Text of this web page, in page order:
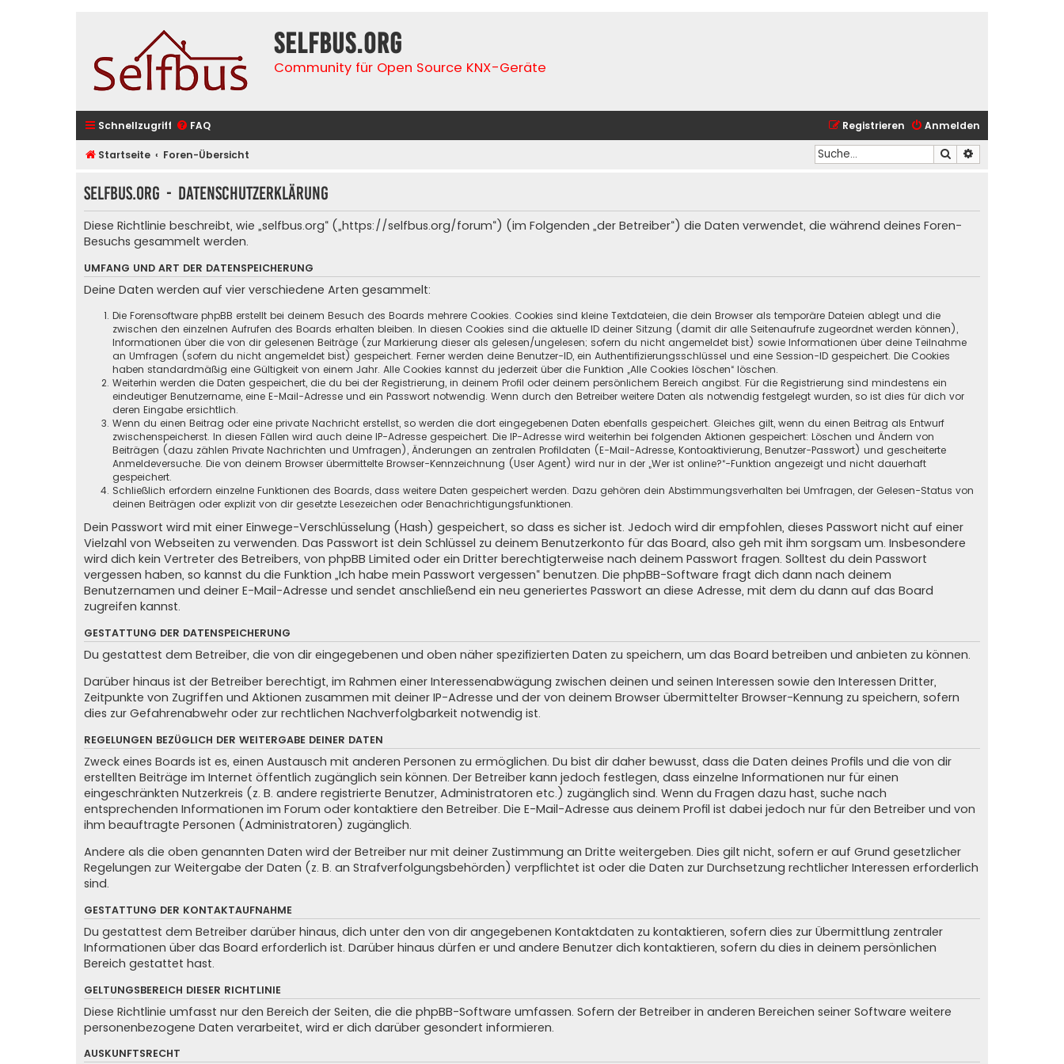
selfbus.org
Community für Open Source KNX-Geräte
Schnellzugriff FAQ Anmelden
Registrieren
Startseite Foren-Übersicht Suche
selfbus.org - Datenschutzerklärung
Diese Richtlinie beschreibt, wie „selfbus.org“ („https://selfbus.org/forum“) (im Folgenden „der Betreiber“) die Daten verwendet, die während deines Foren-
Besuchs gesammelt werden.
UMFANG UND ART DER DATENSPEICHERUNG
Deine Daten werden auf vier verschiedene Arten gesammelt:
Die Forensoftware phpBB erstellt bei deinem Besuch des Boards mehrere Cookies. Cookies sind kleine Textdateien, die dein Browser als temporäre Dateien ablegt und die
zwischen den einzelnen Aufrufen des Boards erhalten bleiben. In diesen Cookies sind die aktuelle ID deiner Sitzung (damit dir alle Seitenaufrufe zugeordnet werden können),
Informationen über die von dir gelesenen Beiträge (zur Markierung dieser als gelesen/ungelesen; sofern du nicht angemeldet bist) sowie Informationen über deine Teilnahme
an Umfragen (sofern du nicht angemeldet bist) gespeichert. Ferner werden deine Benutzer-ID, ein Authentifizierungsschlüssel und eine Session-ID gespeichert. Die Cookies
haben standardmäßig eine Gültigkeit von einem Jahr. Alle Cookies kannst du jederzeit über die Funktion „Alle Cookies löschen“ löschen.
Weiterhin werden die Daten gespeichert, die du bei der Registrierung, in deinem Profil oder deinem persönlichem Bereich angibst. Für die Registrierung sind mindestens ein
eindeutiger Benutzername, eine E-Mail-Adresse und ein Passwort notwendig. Wenn durch den Betreiber weitere Daten als notwendig festgelegt wurden, so ist dies für dich vor
deren Eingabe ersichtlich.
Wenn du einen Beitrag oder eine private Nachricht erstellst, so werden die dort eingegebenen Daten ebenfalls gespeichert. Gleiches gilt, wenn du einen Beitrag als Entwurf
zwischenspeicherst. In diesen Fällen wird auch deine IP-Adresse gespeichert. Die IP-Adresse wird weiterhin bei folgenden Aktionen gespeichert: Löschen und Ändern von
Beiträgen (dazu zählen Private Nachrichten und Umfragen), Änderungen an zentralen Profildaten (E-Mail-Adresse, Kontoaktivierung, Benutzer-Passwort) und gescheiterte
Anmeldeversuche. Die von deinem Browser übermittelte Browser-Kennzeichnung (User Agent) wird nur in der „Wer ist online?“-Funktion angezeigt und nicht dauerhaft
gespeichert.
Schließlich erfordern einzelne Funktionen des Boards, dass weitere Daten gespeichert werden. Dazu gehören dein Abstimmungsverhalten bei Umfragen, der Gelesen-Status von
deinen Beiträgen oder explizit von dir gesetzte Lesezeichen oder Benachrichtigungsfunktionen.
Dein Passwort wird mit einer Einwege-Verschlüsselung (Hash) gespeichert, so dass es sicher ist. Jedoch wird dir empfohlen, dieses Passwort nicht auf einer
Vielzahl von Webseiten zu verwenden. Das Passwort ist dein Schlüssel zu deinem Benutzerkonto für das Board, also geh mit ihm sorgsam um. Insbesondere
wird dich kein Vertreter des Betreibers, von phpBB Limited oder ein Dritter berechtigterweise nach deinem Passwort fragen. Solltest du dein Passwort
vergessen haben, so kannst du die Funktion „Ich habe mein Passwort vergessen“ benutzen. Die phpBB-Software fragt dich dann nach deinem
Benutzernamen und deiner E-Mail-Adresse und sendet anschließend ein neu generiertes Passwort an diese Adresse, mit dem du dann auf das Board
zugreifen kannst.
GESTATTUNG DER DATENSPEICHERUNG
Du gestattest dem Betreiber, die von dir eingegebenen und oben näher spezifizierten Daten zu speichern, um das Board betreiben und anbieten zu können.
Darüber hinaus ist der Betreiber berechtigt, im Rahmen einer Interessenabwägung zwischen deinen und seinen Interessen sowie den Interessen Dritter,
Zeitpunkte von Zugriffen und Aktionen zusammen mit deiner IP-Adresse und der von deinem Browser übermittelter Browser-Kennung zu speichern, sofern
dies zur Gefahrenabwehr oder zur rechtlichen Nachverfolgbarkeit notwendig ist.
REGELUNGEN BEZÜGLICH DER WEITERGABE DEINER DATEN
Zweck eines Boards ist es, einen Austausch mit anderen Personen zu ermöglichen. Du bist dir daher bewusst, dass die Daten deines Profils und die von dir
erstellten Beiträge im Internet öffentlich zugänglich sein können. Der Betreiber kann jedoch festlegen, dass einzelne Informationen nur für einen
eingeschränkten Nutzerkreis (z. B. andere registrierte Benutzer, Administratoren etc.) zugänglich sind. Wenn du Fragen dazu hast, suche nach
entsprechenden Informationen im Forum oder kontaktiere den Betreiber. Die E-Mail-Adresse aus deinem Profil ist dabei jedoch nur für den Betreiber und von
ihm beauftragte Personen (Administratoren) zugänglich.
Andere als die oben genannten Daten wird der Betreiber nur mit deiner Zustimmung an Dritte weitergeben. Dies gilt nicht, sofern er auf Grund gesetzlicher
Regelungen zur Weitergabe der Daten (z. B. an Strafverfolgungsbehörden) verpflichtet ist oder die Daten zur Durchsetzung rechtlicher Interessen erforderlich
sind.
GESTATTUNG DER KONTAKTAUFNAHME
Du gestattest dem Betreiber darüber hinaus, dich unter den von dir angegebenen Kontaktdaten zu kontaktieren, sofern dies zur Übermittlung zentraler
Informationen über das Board erforderlich ist. Darüber hinaus dürfen er und andere Benutzer dich kontaktieren, sofern du dies in deinem persönlichen
Bereich gestattet hast.
GELTUNGSBEREICH DIESER RICHTLINIE
Diese Richtlinie umfasst nur den Bereich der Seiten, die die phpBB-Software umfassen. Sofern der Betreiber in anderen Bereichen seiner Software weitere
personenbezogene Daten verarbeitet, wird er dich darüber gesondert informieren.
AUSKUNFTSRECHT